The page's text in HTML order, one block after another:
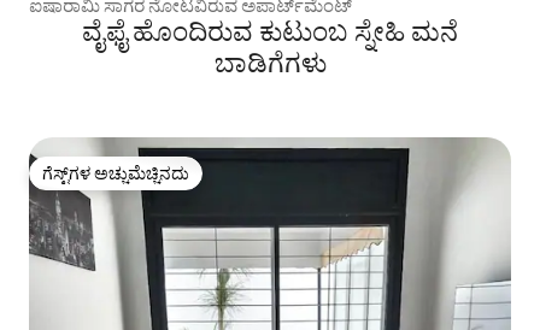
ಐಷಾರಾಮಿ ಸಾಗರ ನೋಟವಿರುವ ಅಪಾರ್ಟ್‌ಮೆಂಟ್
ವೈಫೈ ಹೊಂದಿರುವ ಕುಟುಂಬ ಸ್ನೇಹಿ ಮನೆ
ಬಾಡಿಗೆಗಳು
ಗೆಸ್ಟ್‌ಗಳ ಅಚ್ಚುಮೆಚ್ಚಿನದು
ಗೆಸ್ಟ್‌ಗಳ ಅಚ್ಚುಮೆಚ್ಚಿನದು